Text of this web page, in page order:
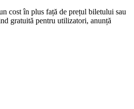
cost în plus față de prețul biletului sau
gratuită pentru utilizatori, anunță